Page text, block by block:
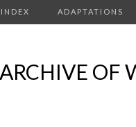
INDEX ADAPTATIONS
OF